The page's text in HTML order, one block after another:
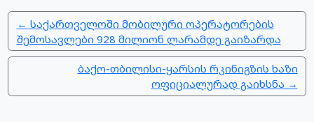
← საქართველოში მობილური ოპერატორების
შემოსავლები 928 მილიონ ლარამდე გაიზარდა
ბაქო-თბილისი-ყარსის რკინიგზის ხაზი
ოფიციალურად გაიხსნა →